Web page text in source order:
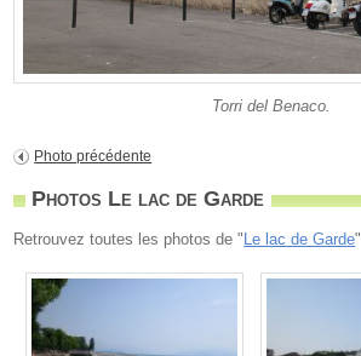
Torri del Benaco.
Photo précédente
Photos Le lac de Garde
Retrouvez toutes les photos de " Le lac de Garde"